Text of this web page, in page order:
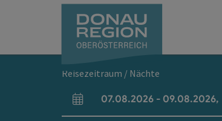
Reisezeitraum / Nächte
An- und Abreisefelder
07.08.2026 - 09.08.2026,